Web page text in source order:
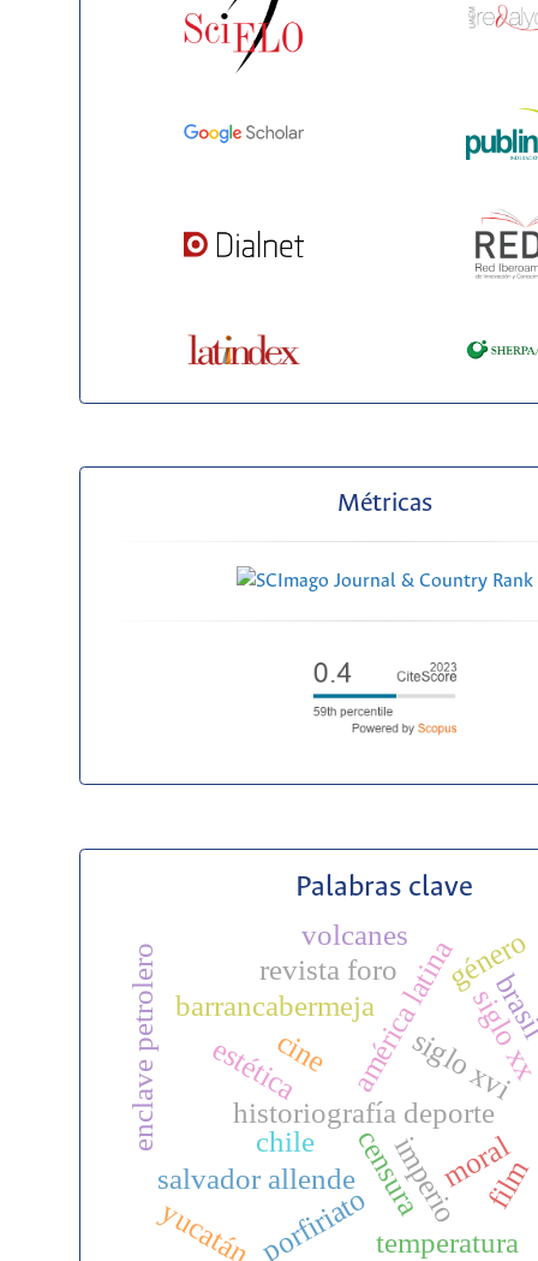
Métricas
Palabras clave
historiografía deporte
américa latina
censura
cine
film
chile
salvador allende
barrancabermeja
enclave petrolero
moral
siglo xvi
siglo
porfiriato temperatura
yucatán
revista foro
estética
imperio
volcanes género